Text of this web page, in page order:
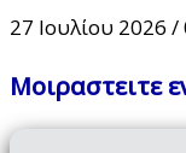
27 Ιουλίου 2026 /
Μοιραστειτε